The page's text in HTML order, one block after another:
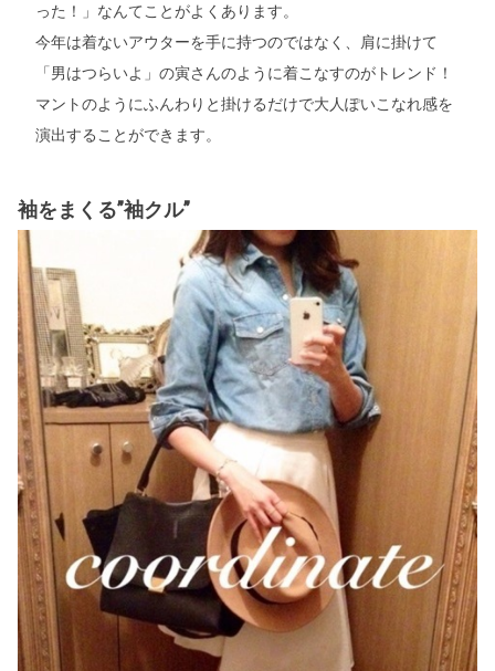
った！」なんてことがよくあります。
今年は着ないアウターを手に持つのではなく、肩に掛けて
「男はつらいよ」の寅さんのように着こなすのがトレンド！
マントのようにふんわりと掛けるだけで大人ぽいこなれ感を
演出することができます。
袖をまくる”袖クル”